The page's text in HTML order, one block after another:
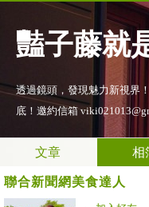
豔子藤就
透過鏡頭，發現魅力新視界
底！邀約信箱
文章 相
聯合新聞網美食達人